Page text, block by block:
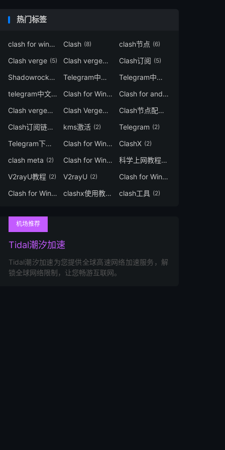
热门标签
clash for windows (9)
Clash (8) clash节点 (6)
Clash verge (5) Clash verge配置 (5)
Clash订阅 (5)
Shadowrocket (4) Telegram中文 Telegram中文汉化
telegram中文语言 (3) Clash for Windows中文 (3) Clash for android
Clash verge教程 (3) Clash Verge节点 (3) Clash节点配置
Clash订阅链接 (3)kms激活 (2) Telegram (2)
Telegram下载 Clash for Windows汉化 (2)
ClashX (2)
clash meta (2) Clash for Windows下载 (2) 科学上网教程
(2)
V2rayU教程 (2) V2rayU (2) Clash for Windows教程
Clash for Windows订阅 (2) clashx使用教程 (2)
clash工具 (2)
机场推荐
Tidal潮汐加速
Tidal潮汐加速为您提供全球高速网络加速服务，解
锁全球网络限制，让您畅游互联网。